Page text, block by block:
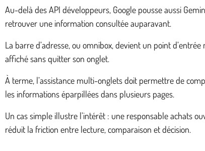
Au-delà des API développeurs, Google pousse aussi
retrouver une information consultée auparavant.
La barre d’adresse, ou omnibox, devient un point
affiché sans quitter son onglet.
À terme, l’assistance multi-onglets doit permettre de
les informations éparpillées dans plusieurs pages.
Un cas simple illustre l’intérêt : une responsable achats
réduit la friction entre lecture, comparaison et décision.